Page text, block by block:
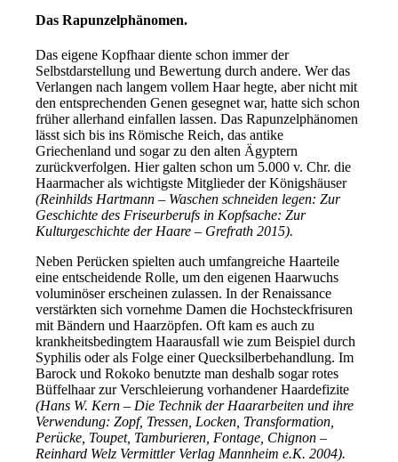
Das Rapunzelphänomen.
Das eigene Kopfhaar diente schon immer der
Selbstdarstellung und Bewertung durch andere. Wer das
Verlangen nach langem vollem Haar hegte, aber nicht mit
den entsprechenden Genen gesegnet war, hatte sich schon
früher allerhand einfallen lassen. Das Rapunzelphänomen
lässt sich bis ins Römische Reich, das antike
Griechenland und sogar zu den alten Ägyptern
zurückverfolgen. Hier galten schon um 5.000 v. Chr. die
Haarmacher als wichtigste Mitglieder der Königshäuser
(Reinhilds Hartmann – Waschen schneiden legen: Zur
Geschichte des Friseurberufs in Kopfsache: Zur
Kulturgeschichte der Haare – Grefrath 2015).
Neben Perücken spielten auch umfangreiche Haarteile
eine entscheidende Rolle, um den eigenen Haarwuchs
voluminöser erscheinen zulassen. In der Renaissance
verstärkten sich vornehme Damen die Hochsteckfrisuren
mit Bändern und Haarzöpfen. Oft kam es auch zu
krankheitsbedingtem Haarausfall wie zum Beispiel durch
Syphilis oder als Folge einer Quecksilberbehandlung. Im
Barock und Rokoko benutzte man deshalb sogar rotes
Büffelhaar zur Verschleierung vorhandener Haardefizite
(Hans W. Kern – Die Technik der Haararbeiten und ihre
Verwendung: Zopf, Tressen, Locken, Transformation,
Perücke, Toupet, Tamburieren, Fontage, Chignon –
Reinhard Welz Vermittler Verlag Mannheim e.K. 2004).